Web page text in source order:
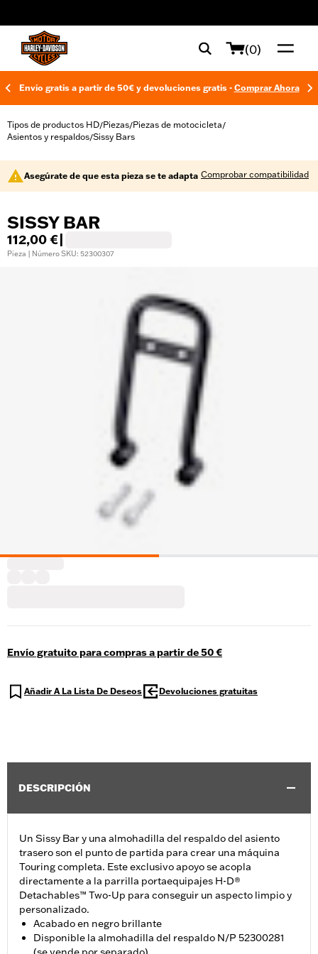
(0)
Envío gratis a partir de 50€ y devoluciones gratis - Comprar Ahora
Tipos de productos HD/Piezas/Piezas de motocicleta/
Asientos y respaldos/Sissy Bars
Asegúrate de que esta pieza se te adapta Comprobar compatibilidad
SISSY BAR
112,00 €
Pieza | Número SKU: 52300307
Envío gratuito para compras a partir de 50 €
Añadir A La Lista De Deseos Devoluciones gratuitas
DESCRIPCIÓN
Un Sissy Bar y una almohadilla del respaldo del asiento
trasero son el punto de partida para crear una máquina
Touring completa. Este exclusivo apoyo se acopla
directamente a la parrilla portaequipajes H-D®
Detachables™ Two-Up para conseguir un aspecto limpio y
personalizado.
Acabado en negro brillante
Disponible la almohadilla del respaldo N/P 52300281